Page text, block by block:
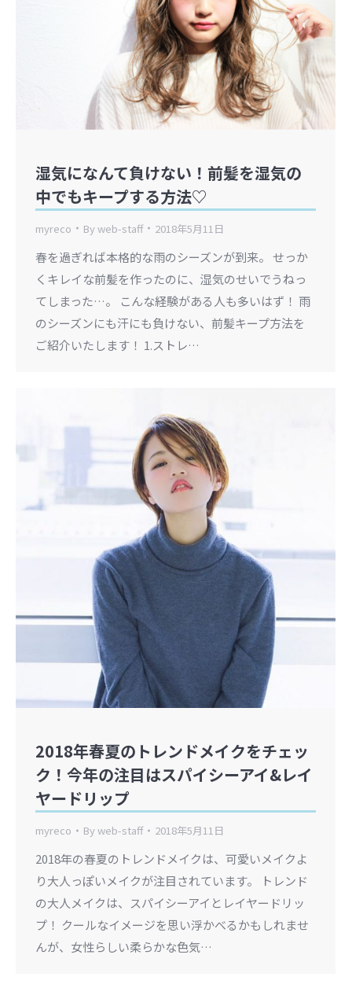
湿気になんて負けない！前髪を湿気の
中でもキープする方法♡
myreco Byweb-staff 2018年5月11日
春を過ぎれば本格的な雨のシーズンが到来。 せっか
くキレイな前髪を作ったのに、湿気のせいでうねっ
てしまった…。 こんな経験がある人も多いはず！ 雨
のシーズンにも汗にも負けない、前髪キープ方法を
ご紹介いたします！ 1.ストレ…
2018年春夏のトレンドメイクをチェッ
ク！今年の注目はスパイシーアイ&レイ
ヤードリップ
myreco Byweb-staff 2018年5月11日
2018年の春夏のトレンドメイクは、可愛いメイクよ
り大人っぽいメイクが注目されています。 トレンド
の大人メイクは、スパイシーアイとレイヤードリッ
プ！ クールなイメージを思い浮かべるかもしれませ
んが、女性らしい柔らかな色気…